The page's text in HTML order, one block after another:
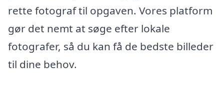
rette fotograf til opgaven. Vores platform
gør det nemt at søge efter lokale
fotografer, så du kan få de bedste billeder
til dine behov.